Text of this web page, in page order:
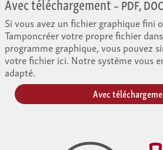
– PDF,
Si vous avez un fichier graphique fini
Tamponcréer votre propre fichier
programme graphique, vous pouvez
votre fichier ici. Notre système vous
adapté.
Avec